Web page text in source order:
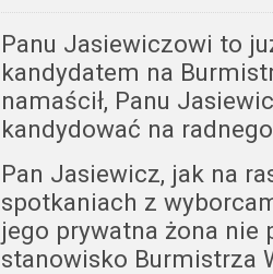
Panu Jasiewiczowi to
kandydatem na
namaścił, Panu
kandydować na
Pan Jasiewicz, jak na
spotkaniach z
jego prywatna żona nie
stanowisko Burmistrza